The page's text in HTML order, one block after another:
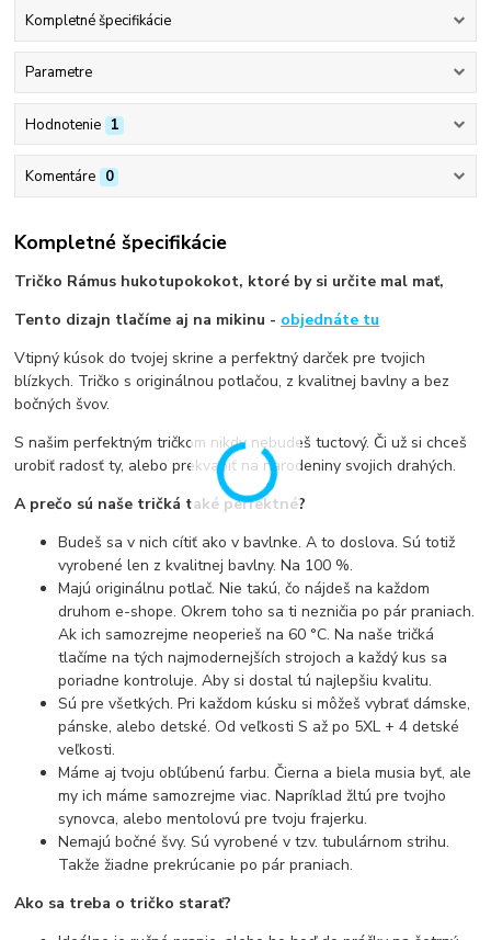
Kompletné špecifikácie
Parametre
Hodnotenie 1
Komentáre 0
Kompletné špecifikácie
Tričko Rámus hukotupokokot, ktoré by si určite mal mať,
Tento dizajn tlačíme aj na mikinu - objednáte tu
Vtipný kúsok do tvojej skrine a perfektný darček pre tvojich
blízkych. Tričko s originálnou potlačou, z kvalitnej bavlny a bez
bočných švov.
S našim perfektným tričkom nikdy nebudeš tuctový. Či už si chceš
urobiť radosť ty, alebo prekvapiť na narodeniny svojich drahých.
A prečo sú naše tričká také perfektné?
Budeš sa v nich cítiť ako v bavlnke. A to doslova. Sú totiž
vyrobené len z kvalitnej bavlny. Na 100 %.
Majú originálnu potlač. Nie takú, čo nájdeš na každom
druhom e-shope. Okrem toho sa ti nezničia po pár praniach.
Ak ich samozrejme neoperieš na 60 °C. Na naše tričká
tlačíme na tých najmodernejších strojoch a každý kus sa
poriadne kontroluje. Aby si dostal tú najlepšiu kvalitu.
Sú pre všetkých. Pri každom kúsku si môžeš vybrať dámske,
pánske, alebo detské. Od veľkosti S až po 5XL + 4 detské
veľkosti.
Máme aj tvoju obľúbenú farbu. Čierna a biela musia byť, ale
my ich máme samozrejme viac. Napríklad žltú pre tvojho
synovca, alebo mentolovú pre tvoju frajerku.
Nemajú bočné švy. Sú vyrobené v tzv. tubulárnom strihu.
Takže žiadne prekrúcanie po pár praniach.
Ako sa treba o tričko starať?